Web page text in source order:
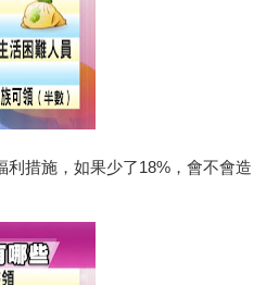
措施，如果少了18%，會不會造